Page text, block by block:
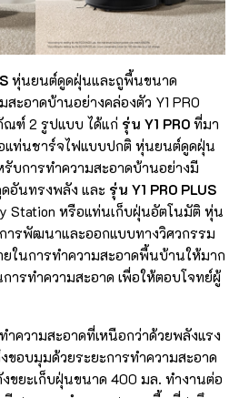
หุ่นยนต์ดูดฝุ่นและถูพื้นขนาด
ะอาดบ้านอย่างคล่องตัว Y1 PRO
ณฑ์ 2 รูปแบบ ได้แก่ รุ่น Y1 PRO ที่มา
แท่นชาร์จไฟแบบปกติ หุ่นยนต์ดูดฝุ่น
บการทำความสะอาดบ้านอย่างมี
อันทรงพลัง และ รุ่น Y1 PRO PLUS
Station หรือแท่นเก็บฝุ่นอัตโนมัติ หุ่น
รพัฒนาและออกแบบทางวิศวกรรม
ยในการทำความสะอาดพื้นบ้านให้มาก
ารทำความสะอาด เพื่อให้ตอบโจทย์ผู้
ความสะอาดที่เหนือกว่าด้วยพลังแรง
ขอบมุมด้วยระยะการทำความสะอาด
ขยะเก็บฝุ่นขนาด 400 มล. ทำงานต่อ